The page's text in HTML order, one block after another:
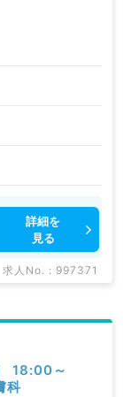
詳細を
見る
求人No. : 997371
18:00～
科